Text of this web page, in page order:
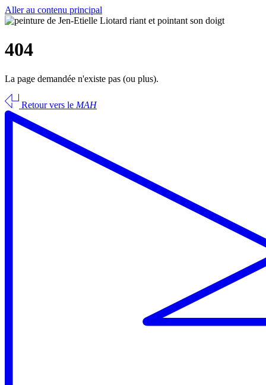
Aller au contenu principal
404
La page demandée n'existe pas (ou plus).
Retour vers le MAH